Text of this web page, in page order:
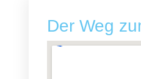
Der Weg